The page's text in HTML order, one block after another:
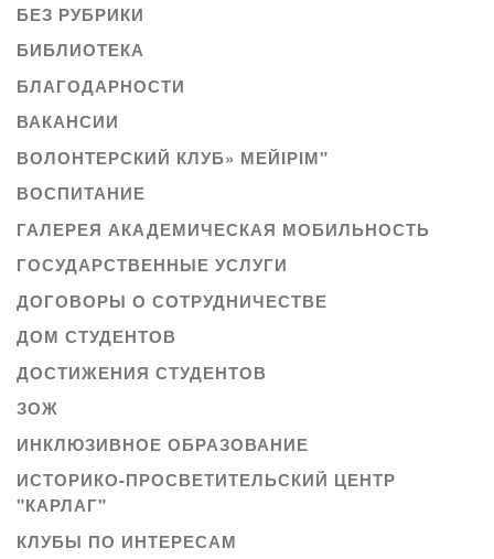
БЕЗ РУБРИКИ
БИБЛИОТЕКА
БЛАГОДАРНОСТИ
ВАКАНСИИ
ВОЛОНТЕРСКИЙ КЛУБ» МЕЙІРІМ"
ВОСПИТАНИЕ
ГАЛЕРЕЯ АКАДЕМИЧЕСКАЯ МОБИЛЬНОСТЬ
ГОСУДАРСТВЕННЫЕ УСЛУГИ
ДОГОВОРЫ О СОТРУДНИЧЕСТВЕ
ДОМ СТУДЕНТОВ
ДОСТИЖЕНИЯ СТУДЕНТОВ
ЗОЖ
ИНКЛЮЗИВНОЕ ОБРАЗОВАНИЕ
ИСТОРИКО-ПРОСВЕТИТЕЛЬСКИЙ ЦЕНТР
"КАРЛАГ"
КЛУБЫ ПО ИНТЕРЕСАМ